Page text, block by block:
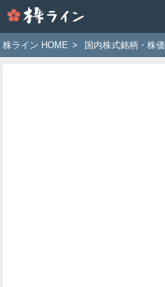
イ
ン
株ライン HOME > 国内株式銘柄・株価